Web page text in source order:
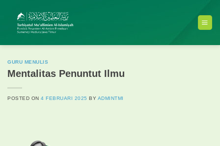
content
GURU MENULIS
Mentalitas Penuntut Ilmu
POSTED ON4 FEBRUARI 2025 BY ADMINTMI